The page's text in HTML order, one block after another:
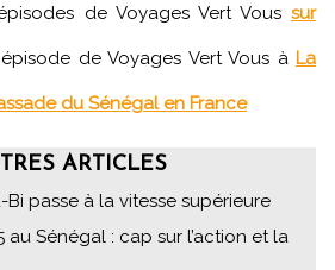
de Voyages Vert Vous sur
de Voyages Vert Vous à La
du Sénégal en France
ARTICLES
Bi passe à la vitesse supérieure
au Sénégal : cap sur l’action et la